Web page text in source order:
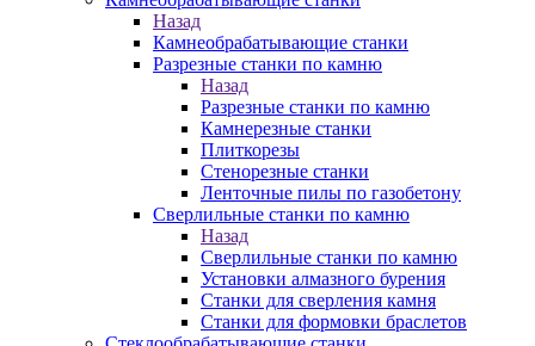
Назад
Камнеобрабатывающие станки
Разрезные станки по камню
Назад
Разрезные станки по камню
Камнерезные станки
Плиткорезы
Стенорезные станки
Ленточные пилы по газобетону
Сверлильные станки по камню
Назад
Сверлильные станки по камню
Установки алмазного бурения
Станки для сверления камня
Станки для формовки браслетов